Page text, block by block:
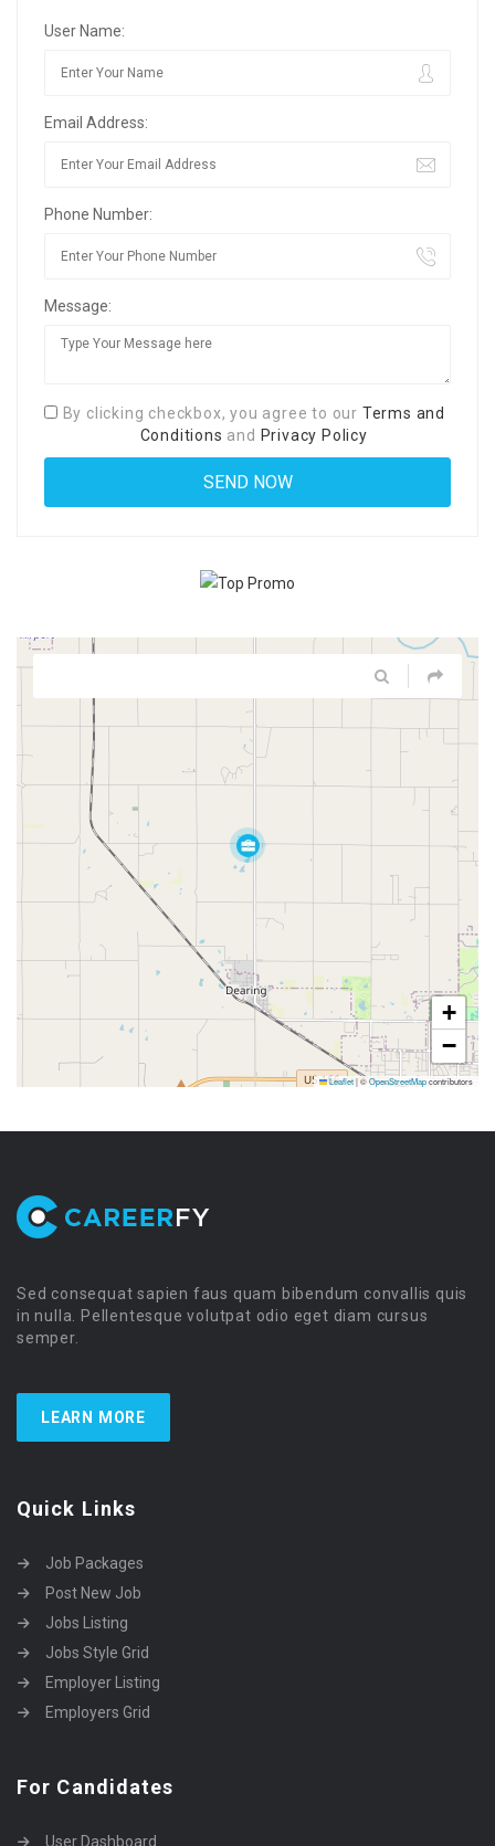
User Name:
Email Address:
Phone Number:
Message:
By clicking checkbox, you agree to our Terms and
Conditions and Privacy Policy
+
−
Leaflet|©OpenStreetMapcontributors
Sed consequat sapien faus quam bibendum convallis quis
in nulla. Pellentesque volutpat odio eget diam cursus
semper.
LEARN MORE
Quick Links
Job Packages
Post New Job
Jobs Listing
Jobs Style Grid
Employer Listing
Employers Grid
For Candidates
User Dashboard